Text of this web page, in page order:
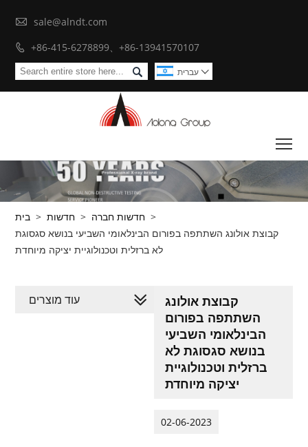
 sale@alndt.com
 +86-415-6278899、+86-13941570107
 עברית 
בית > חדשות > חדשות חברה >
קבוצת אולונג השתתפה בפורום הבינלאומי השביעי בנושא סגסוגת
לא ברזלית וטכנולוגיית יציקה מיוחדת
קבוצת אולונג
השתתפה בפורום
הבינלאומי השביעי
בנושא סגסוגת לא
ברזלית וטכנולוגיית
יציקה מיוחדת
02-06-2023
עוד מוצרים